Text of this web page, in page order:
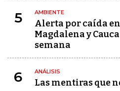
5 AMBIENTE
Alerta por caída
Magdalena y
semana
6 ANÁLISIS
Las mentiras que